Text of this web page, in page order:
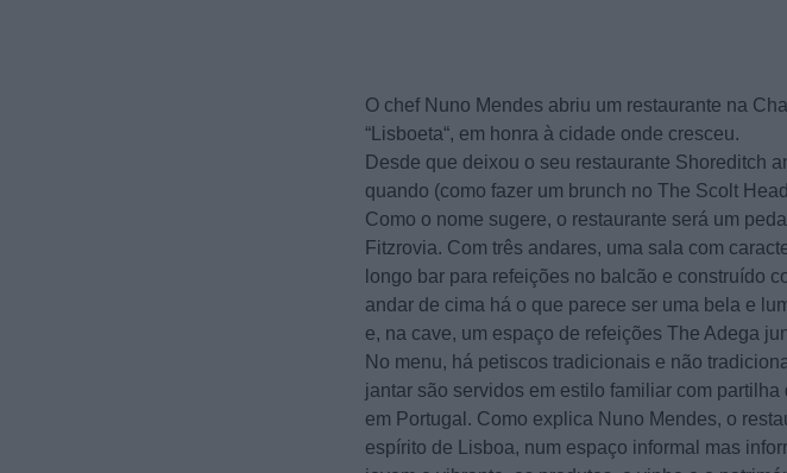
O chef Nuno Mendes abriu um restaurante na
“Lisboeta“, em honra à cidade onde cresceu.
Desde que deixou o seu restaurante Shoreditch
quando (como fazer um brunch no The Scolt
Como o nome sugere, o restaurante será um
Fitzrovia. Com três andares, uma sala com
longo bar para refeições no balcão e construído
andar de cima há o que parece ser uma bela e
e, na cave, um espaço de refeições The Adega
No menu, há petiscos tradicionais e não
jantar são servidos em estilo familiar com
em Portugal. Como explica Nuno Mendes, o
espírito de Lisboa, num espaço informal mas